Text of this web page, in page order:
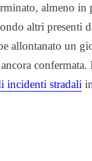
almeno in
altri presenti
allontanato un
incidenti stradali